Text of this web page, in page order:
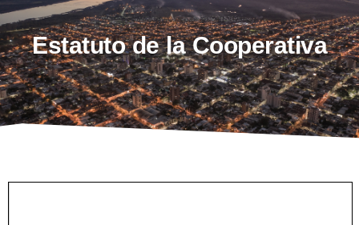
Estatuto de la Cooperativa